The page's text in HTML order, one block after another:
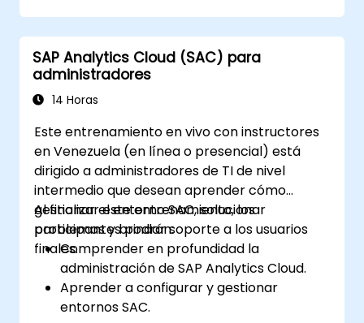
visualizaciones.
Utilizar las funcionalidades de SAC para la
exploración y el análisis de datos.
Exportar y compartir informes con otros
usuarios.
SAP Analytics Cloud (SAC) para
administradores
14 Horas
Este entrenamiento en vivo con instructores
en Venezuela (en línea o presencial) está
dirigido a administradores de TI de nivel
intermedio que desean aprender cómo
gestionar el entorno SAC, solucionar
problemas y brindar soporte a los usuarios
finales.
Al finalizar este entrenamiento, los
participantes podrán:
Comprender en profundidad la
administración de SAP Analytics Cloud.
Aprender a configurar y gestionar
entornos SAC.